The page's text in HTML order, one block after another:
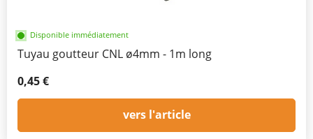
Disponible immédiatement
Tuyau goutteur CNL ø4mm - 1m long
0,45 €
vers l'article